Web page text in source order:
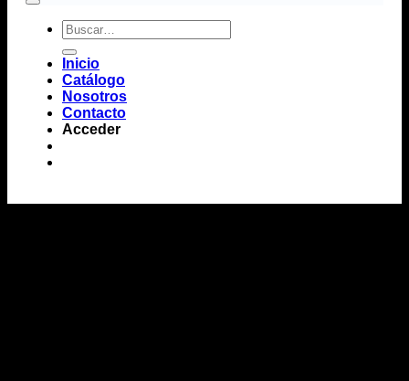
Buscar
por:
Inicio
Catálogo
Nosotros
Contacto
Acceder